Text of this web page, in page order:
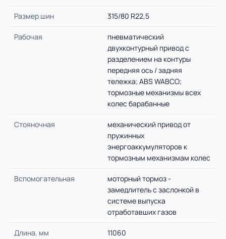
Размер шин 315/80 R22,5
Рабочая
пневматический
двухконтурный привод с
разделением на контуры
передняя ось / задняя
тележка; ABS WABCO;
тормозные механизмы всех
колес барабанные
Стояночная
механический привод от
пружинных
энергоаккумуляторов к
тормозным механизмам колес
Вспомогательная
моторный тормоз -
замедлитель с заслонкой в
системе выпуска
отработавших газов
Длина, мм 11060